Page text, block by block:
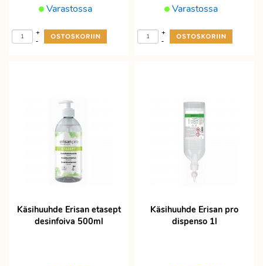
Varastossa
-
+
Varastossa
-
+
Käsihuuhde Erisan etasept
desinfoiva 500ml
Käsihuuhde Erisan pro
dispenso 1l